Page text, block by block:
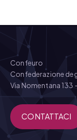
Confeuro
Confederazione
Via Nomentana 133
CONTATTACI